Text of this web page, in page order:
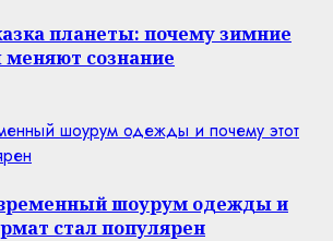
планеты: почему зимние
меняют сознание
шоурум одежды и почему этот
шоурум одежды и
стал популярен